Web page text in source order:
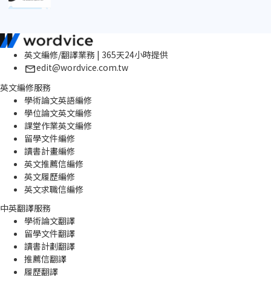
英文編修/翻譯業務 | 365天24小時提供
edit@wordvice.com.tw
英文編修服務
學術論文英語編修
學位論文英文編修
課堂作業英文編修
留學文件編修
讀書計畫編修
英文推薦信編修
英文履歷編修
英文求職信編修
中英翻譯服務
學術論文翻譯
留學文件翻譯
讀書計劃翻譯
推薦信翻譯
履歷翻譯